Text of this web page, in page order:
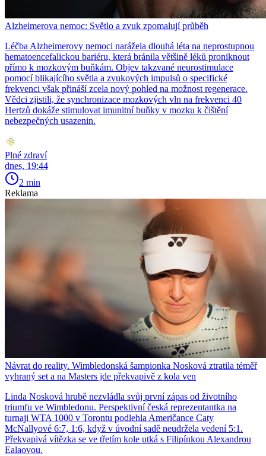
Alzheimerova nemoc: Světlo a zvuk zpomalují průběh
Léčba Alzheimerovy nemoci narážela dlouhá léta na neprostupnou
hematoencefalickou bariéru, která bránila většině léků proniknout
přímo k mozkovým buňkám. Objev takzvané neurostimulace
pomocí blikajícího světla a zvukových impulsů o specifické
frekvenci však přináší zcela nový pohled na možnost regenerace.
Vědci zjistili, že synchronizace mozkových vln na frekvenci 40
Hertzů dokáže stimulovat imunitní buňky v mozku k čištění
nebezpečných usazenin.
Plné zdraví
dnes, 19:44
2 min
Reklama
Návrat do reality. Wimbledonská šampionka Nosková ztratila téměř
vyhraný set a na Masters jde překvapivě z kola ven
Linda Nosková hrubě nezvládla svůj první zápas od životního
triumfu ve Wimbledonu. Perspektivní česká reprezentantka na
turnaji WTA 1000 v Torontu podlehla Američance Caty
McNallyové 6:7, 1:6, když v úvodní sadě neudržela vedení 5:1.
Překvapivá vítězka se ve třetím kole utká s Filipínkou Alexandrou
Ealaovou.